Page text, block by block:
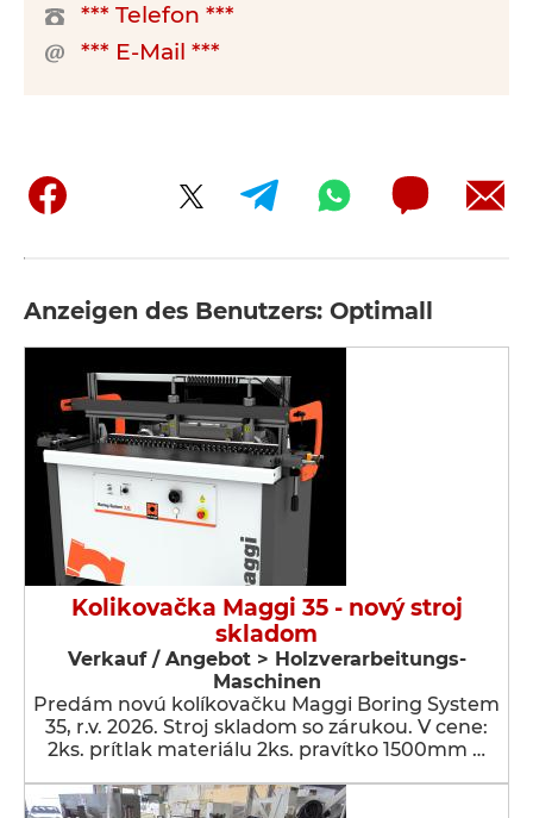
*** Telefon ***
*** E-Mail ***
Anzeigen des Benutzers: Optimall
Kolikovačka Maggi 35 - nový stroj
skladom
Verkauf / Angebot > Holzverarbeitungs-
Maschinen
Predám novú kolíkovačku Maggi Boring System
35, r.v. 2026. Stroj skladom so zárukou. V cene:
2ks. prítlak materiálu 2ks. pravítko 1500mm …